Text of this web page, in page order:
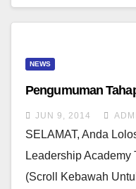
NEWS
Pengumuman
JUN 9, 2014
SELAMAT, Anda
Leadership Academy
(Scroll Kebawah